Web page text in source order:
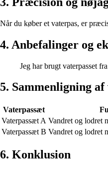
Når du køber et vaterpas, er
4. Anbefalinger og
Jeg har brugt vaterpasset
5. Sammenligning
Vaterpassæt
Vaterpassæt A Vandret og lodret
Vaterpassæt B Vandret og lodret
6. Konklusion